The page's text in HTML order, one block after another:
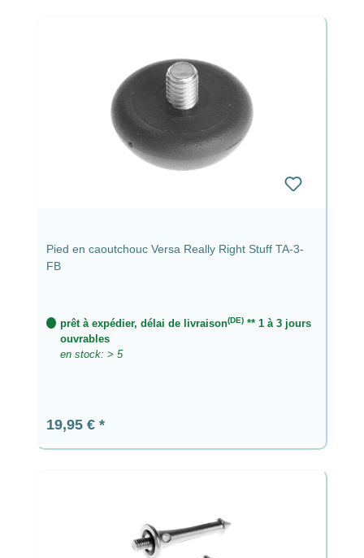
Pied en caoutchouc Versa Really Right Stuff TA-3-
FB
prêt à expédier, délai de livraison(DE)** 1 à 3 jours
ouvrables
en stock: > 5
Prix régulier :
19,95 €